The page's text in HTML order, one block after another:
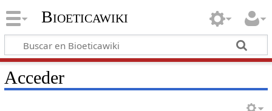
Bioeticawiki
Acceder